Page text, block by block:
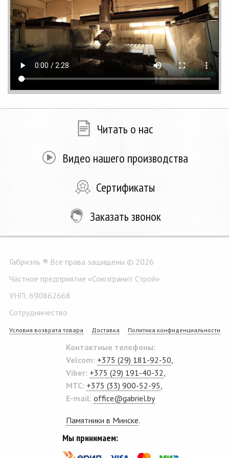
Читать о нас
Видео нашего производства
Сертификаты
Заказать звонок
Габриэль ® Все права защищены © 2026
Частное предприятие «Союзгранит Строй»
УНП: 690862668
Сотрудничество
Условия возврата товара Доставка Политика конфиденциальности
Контактные телефоны:
Velcom: +375 (29) 181-92-50,
Viber: +375 (29) 191-40-32,
MTC: +375 (33) 900-52-95,
E-mail: office@gabriel.by
Памятники в Минске.
Мы принимаем: